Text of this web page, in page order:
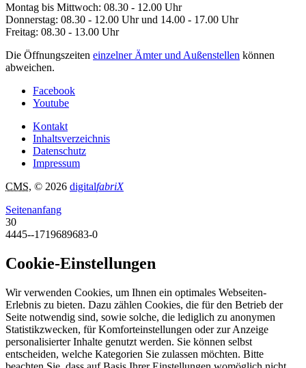
Montag bis Mittwoch: 08.30 - 12.00 Uhr
Donnerstag: 08.30 - 12.00 Uhr und 14.00 - 17.00 Uhr
Freitag: 08.30 - 13.00 Uhr
Die Öffnungszeiten einzelner Ämter und Außenstellen können
abweichen.
Facebook
Youtube
Kontakt
Inhaltsverzeichnis
Datenschutz
Impressum
CMS, © 2026 digitalfabriX
Seitenanfang
30
4445--1719689683-0
Cookie-Einstellungen
Wir verwenden Cookies, um Ihnen ein optimales Webseiten-
Erlebnis zu bieten. Dazu zählen Cookies, die für den Betrieb der
Seite notwendig sind, sowie solche, die lediglich zu anonymen
Statistikzwecken, für Komforteinstellungen oder zur Anzeige
personalisierter Inhalte genutzt werden. Sie können selbst
entscheiden, welche Kategorien Sie zulassen möchten. Bitte